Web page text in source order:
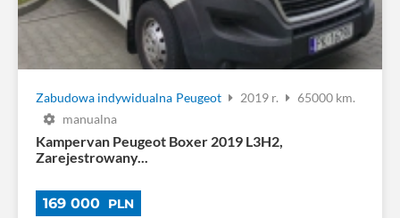
Zabudowa indywidualna Peugeot 2019 r.
65000 km.
manualna
Kampervan Peugeot Boxer 2019 L3H2,
Zarejestrowany...
169 000 PLN